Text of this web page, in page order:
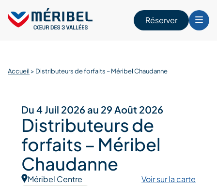
content
Réserver
Accueil > Distributeurs de forfaits – Méribel Chaudanne
Du 4 Juil 2026 au 29 Août 2026
Distributeurs de
forfaits – Méribel
Chaudanne
Méribel Centre Voir sur la carte